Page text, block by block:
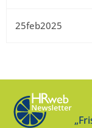
25feb2025